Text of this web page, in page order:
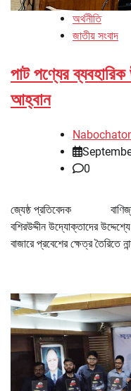
অর্থনীতি
জাতীয় সংবাদ
পাট পণ্যের
আহ্বান
0
জ্যেষ্ঠ প্রতিবেদক বাণিজ্য
বশিরউদ্দীন উদ্যোক্তাদের
বাজারে প্রবেশের ক্ষেত্র তৈরিতে